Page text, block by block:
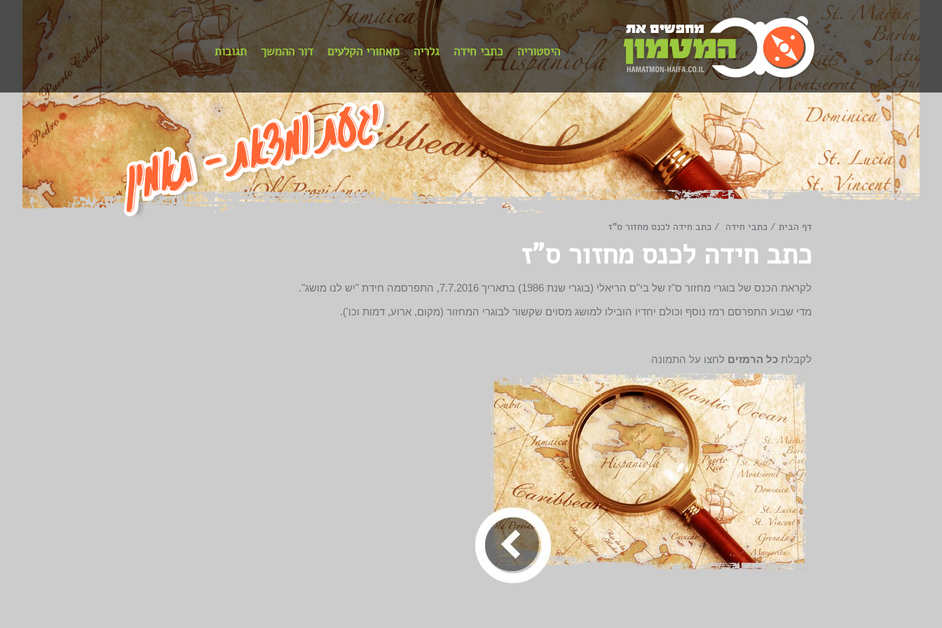
תגובות דור ההמשך מאחורי הקלעים גלריה כתבי חידה היסטוריה
דף הבית / כתבי חידה / כתב חידה לכנס מחזור ס"ז
כתב חידה לכנס מחזור ס"ז
לקראת הכנס של בוגרי מחזור ס"ז של בי"ס הריאלי (בוגרי שנת 1986) בתאריך 7.7.2016, התפרסמה חידת "יש לנו מושג".
מדי שבוע התפרסם רמז נוסף וכולם יחדיו הובילו למושג מסוים שקשור לבוגרי המחזור (מקום, ארוע, דמות וכו').
לקבלת כל הרמזים לחצו על התמונה